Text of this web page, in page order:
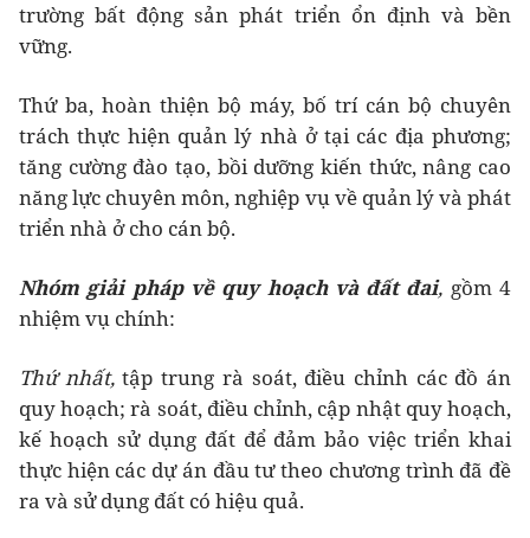
trường bất động sản phát triển ổn định và bền
vững.
Thứ ba, hoàn thiện bộ máy, bố trí cán bộ chuyên
trách thực hiện quản lý nhà ở tại các địa phương;
tăng cường đào tạo, bồi dưỡng kiến thức, nâng cao
năng lực chuyên môn, nghiệp vụ về quản lý và phát
triển nhà ở cho cán bộ.
Nhóm giải pháp về quy hoạch và đất đai, gồm 4
nhiệm vụ chính:
Thứ nhất,tập trung rà soát, điều chỉnh các đồ án
quy hoạch; rà soát, điều chỉnh, cập nhật quy hoạch,
kế hoạch sử dụng đất để đảm bảo việc triển khai
thực hiện các dự án đầu tư theo chương trình đã đề
ra và sử dụng đất có hiệu quả.